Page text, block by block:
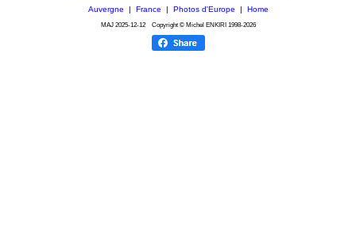
Auvergne France Photos d'Europe Home
MAJ 2025-12-12Copyright © Michel ENKIRI 1998-2026